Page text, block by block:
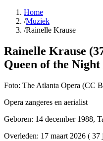
Home
/Muziek
/Rainelle Krause
Rainelle Krause
Queen of the
Foto: The Atlanta Opera (CC
Opera zangeres en aerialist
Geboren: 14 december 1988,
Overleden: 17 maart 2026 ( 37